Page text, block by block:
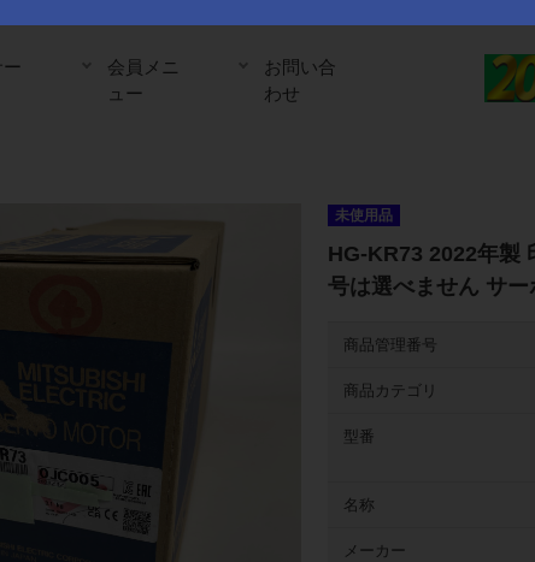
会員メニ
ュー
お問い合
わせ
未使用品
HG-KR73 2022年製
号は選べません サ
商品管理番号
商品カテゴリ
型番
名称
メーカー